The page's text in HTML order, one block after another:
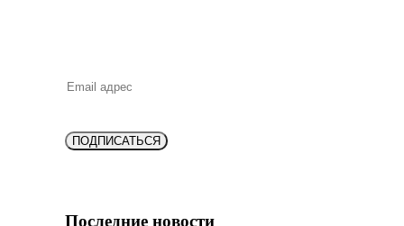
ПОДПИСАТЬСЯ
Последние новости